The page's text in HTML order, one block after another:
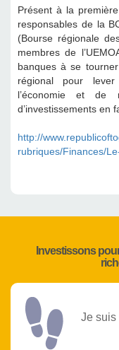
Présent à la
responsables de la
(Bourse régionale
membres de
banques à se
régional pour
l’économie et de
d’investissements en
http://
rubriques/Finances/
Investissons
Je suis